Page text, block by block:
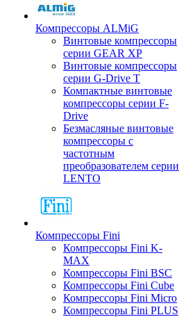
Компрессоры ALMiG
Винтовые компрессоры
серии GEAR XP
Винтовые компрессоры
серии G-Drive T
Компактные винтовые
компрессоры серии F-
Drive
Безмасляные винтовые
компрессоры с
частотным
преобразователем серии
LENTO
Компрессоры Fini
Компрессоры Fini K-
MAX
Компрессоры Fini BSC
Компрессоры Fini Cube
Компрессоры Fini Micro
Компрессоры Fini PLUS